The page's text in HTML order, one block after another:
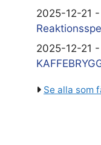
2025-12-21
2025-12-21
Se alla som